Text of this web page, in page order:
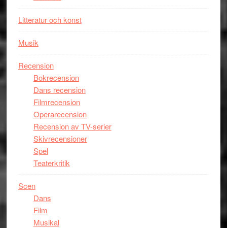
Litteratur och konst
Musik
Recension
Bokrecension
Dans recension
Filmrecension
Operarecension
Recension av TV-serier
Skivrecensioner
Spel
Teaterkritik
Scen
Dans
Film
Musikal